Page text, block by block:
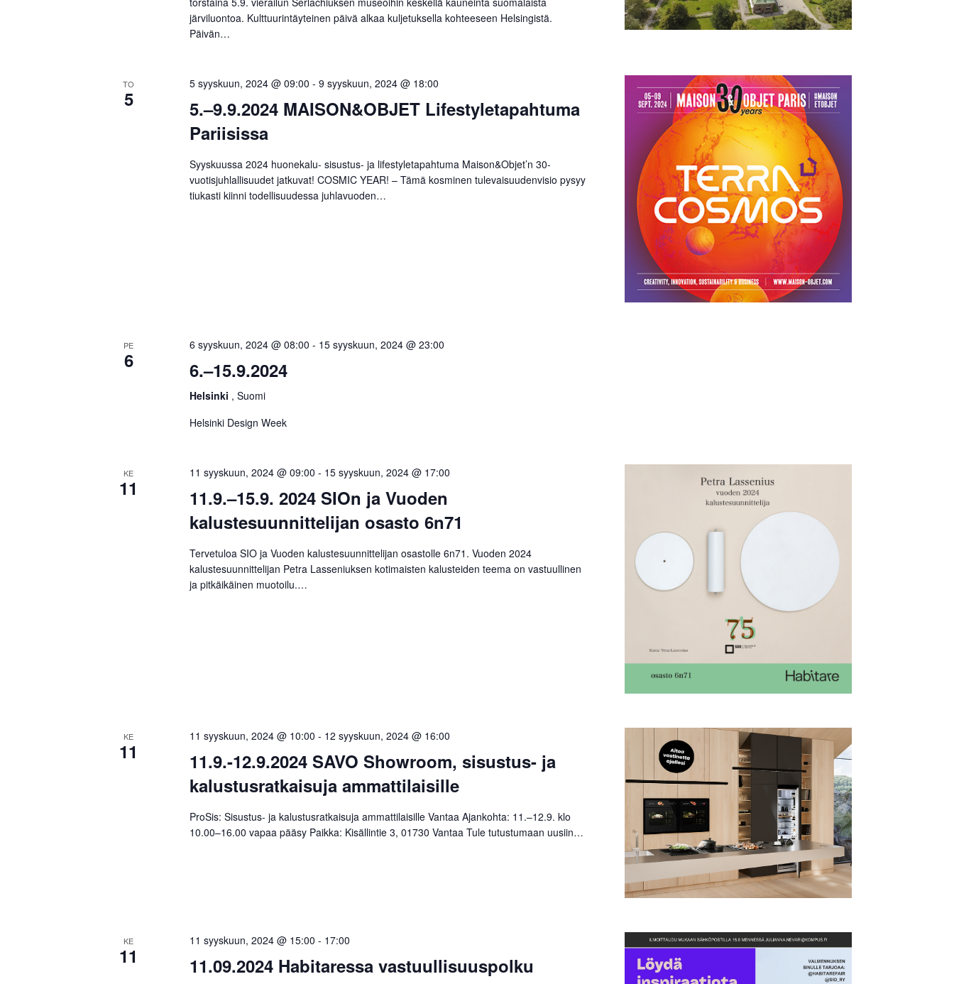
järviluontoa. Kulttuurintäyteinen päivä alkaa kuljetuksella kohteeseen Helsingistä.
Päivän…
TO
5
5 syyskuun, 2024 @ 09:00 - 9 syyskuun, 2024 @ 18:00
5.–9.9.2024 MAISON&OBJET Lifestyletapahtuma
Pariisissa
Syyskuussa 2024 huonekalu- sisustus- ja lifestyletapahtuma Maison&Objet’n 30-
vuotisjuhlallisuudet jatkuvat! COSMIC YEAR! – Tämä kosminen tulevaisuudenvisio pysyy
tiukasti kiinni todellisuudessa juhlavuoden…
PE
6
6 syyskuun, 2024 @ 08:00 - 15 syyskuun, 2024 @ 23:00
6.–15.9.2024
Helsinki , Suomi
Helsinki Design Week
KE
11
11 syyskuun, 2024 @ 09:00 - 15 syyskuun, 2024 @ 17:00
11.9.–15.9. 2024 SIOn ja Vuoden
kalustesuunnittelijan osasto 6n71
Tervetuloa SIO ja Vuoden kalustesuunnittelijan osastolle 6n71. Vuoden 2024
kalustesuunnittelijan Petra Lasseniuksen kotimaisten kalusteiden teema on vastuullinen
ja pitkäikäinen muotoilu.…
KE
11
11 syyskuun, 2024 @ 10:00 - 12 syyskuun, 2024 @ 16:00
11.9.-12.9.2024 SAVO Showroom, sisustus- ja
kalustusratkaisuja ammattilaisille
ProSis: Sisustus- ja kalustusratkaisuja ammattilaisille Vantaa Ajankohta: 11.–12.9. klo
10.00–16.00 vapaa pääsy Paikka: Kisällintie 3, 01730 Vantaa Tule tutustumaan uusiin…
KE
11
11 syyskuun, 2024 @ 15:00 - 17:00
11.09.2024 Habitaressa vastuullisuuspolku